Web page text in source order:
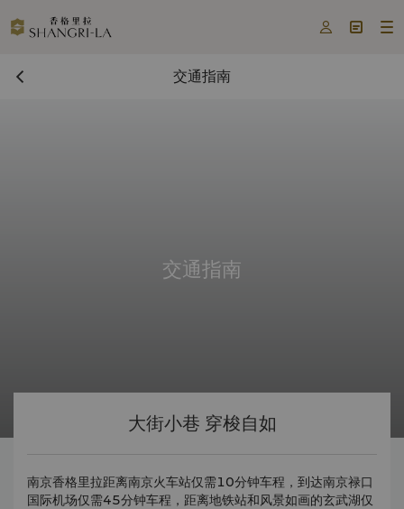
  
交通指南
交通指南
大街小巷 穿梭自如
南京香格里拉距离南京火车站仅需10分钟车程，到达南京禄口
国际机场仅需45分钟车程，距离地铁站和风景如画的玄武湖仅